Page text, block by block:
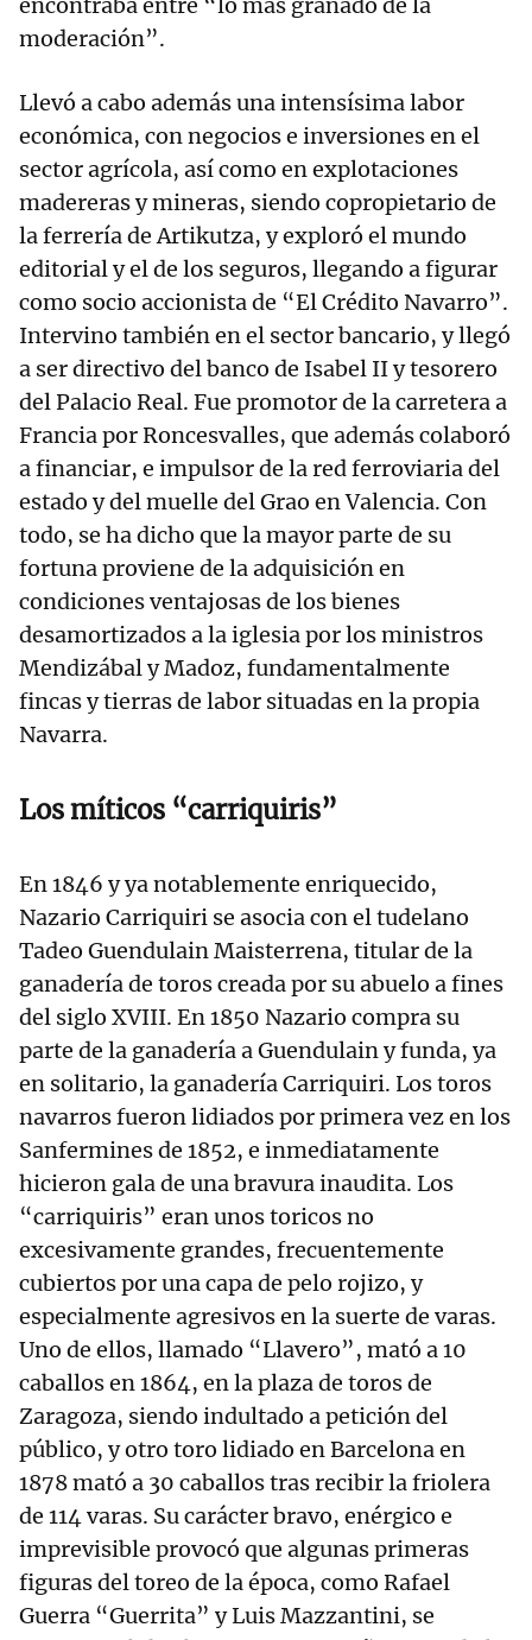
encontraba entre “lo más granado de la
moderación”.
Llevó a cabo además una intensísima labor
económica, con negocios e inversiones en el
sector agrícola, así como en explotaciones
madereras y mineras, siendo copropietario de
la ferrería de Artikutza, y exploró el mundo
editorial y el de los seguros, llegando a figurar
como socio accionista de “El Crédito Navarro”.
Intervino también en el sector bancario, y llegó
a ser directivo del banco de Isabel II y tesorero
del Palacio Real. Fue promotor de la carretera a
Francia por Roncesvalles, que además colaboró
a financiar, e impulsor de la red ferroviaria del
estado y del muelle del Grao en Valencia. Con
todo, se ha dicho que la mayor parte de su
fortuna proviene de la adquisición en
condiciones ventajosas de los bienes
desamortizados a la iglesia por los ministros
Mendizábal y Madoz, fundamentalmente
fincas y tierras de labor situadas en la propia
Navarra.
Los míticos “carriquiris”
En 1846 y ya notablemente enriquecido,
Nazario Carriquiri se asocia con el tudelano
Tadeo Guendulain Maisterrena, titular de la
ganadería de toros creada por su abuelo a fines
del siglo XVIII. En 1850 Nazario compra su
parte de la ganadería a Guendulain y funda, ya
en solitario, la ganadería Carriquiri. Los toros
navarros fueron lidiados por primera vez en los
Sanfermines de 1852, e inmediatamente
hicieron gala de una bravura inaudita. Los
“carriquiris” eran unos toricos no
excesivamente grandes, frecuentemente
cubiertos por una capa de pelo rojizo, y
especialmente agresivos en la suerte de varas.
Uno de ellos, llamado “Llavero”, mató a 10
caballos en 1864, en la plaza de toros de
Zaragoza, siendo indultado a petición del
público, y otro toro lidiado en Barcelona en
1878 mató a 30 caballos tras recibir la friolera
de 114 varas. Su carácter bravo, enérgico e
imprevisible provocó que algunas primeras
figuras del toreo de la época, como Rafael
Guerra “Guerrita” y Luis Mazzantini, se